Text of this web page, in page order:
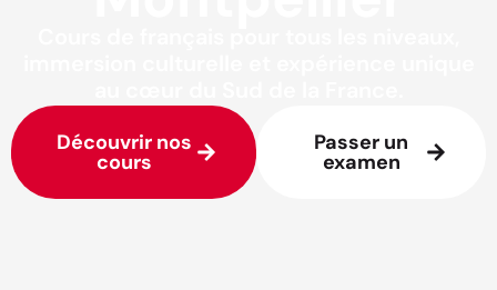
Découvrir nos
cours
Passer un
examen